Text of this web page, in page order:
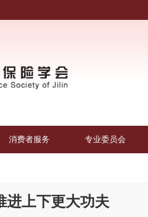
消费者服务 专业委员会
进上下更大功夫